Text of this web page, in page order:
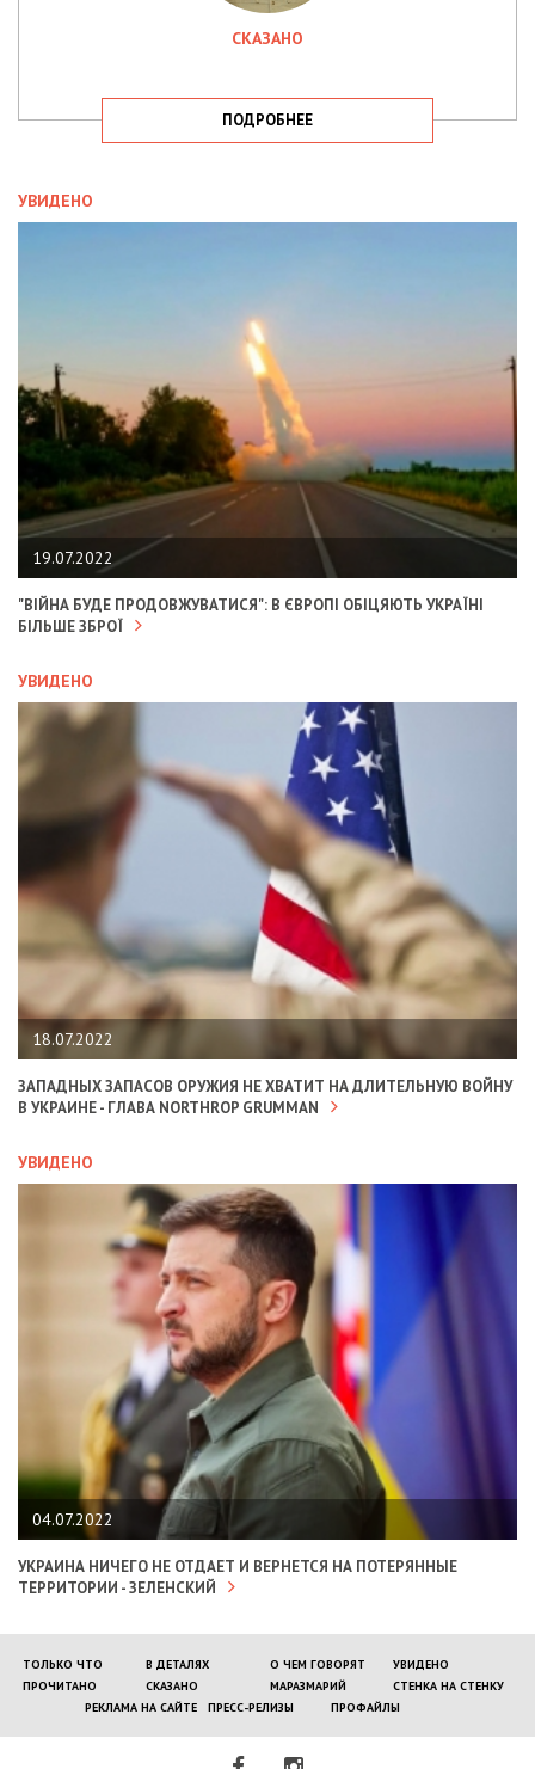
СКАЗАНО
ПОДРОБНЕЕ
УВИДЕНО
19.07.2022
"ВІЙНА БУДЕ ПРОДОВЖУВАТИСЯ": В ЄВРОПІ ОБІЦЯЮТЬ УКРАЇНІ
БІЛЬШЕ ЗБРОЇ
УВИДЕНО
18.07.2022
ЗАПАДНЫХ ЗАПАСОВ ОРУЖИЯ НЕ ХВАТИТ НА ДЛИТЕЛЬНУЮ ВОЙНУ
В УКРАИНЕ - ГЛАВА NORTHROP GRUMMAN
УВИДЕНО
04.07.2022
УКРАИНА НИЧЕГО НЕ ОТДАЕТ И ВЕРНЕТСЯ НА ПОТЕРЯННЫЕ
ТЕРРИТОРИИ - ЗЕЛЕНСКИЙ
ТОЛЬКО ЧТО В ДЕТАЛЯХ О ЧЕМ ГОВОРЯТ
УВИДЕНО
ПРОЧИТАНО
СКАЗАНО МАРАЗМАРИЙ
СТЕНКА НА СТЕНКУ
РЕКЛАМА НА САЙТЕ
ПРЕСС-РЕЛИЗЫ ПРОФАЙЛЫ